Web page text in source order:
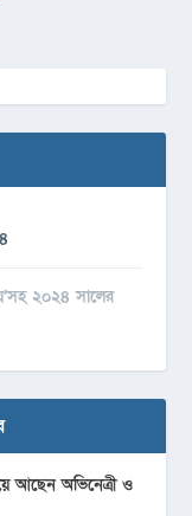
২০২৪ সালের
আছেন অভিনেত্রী ও